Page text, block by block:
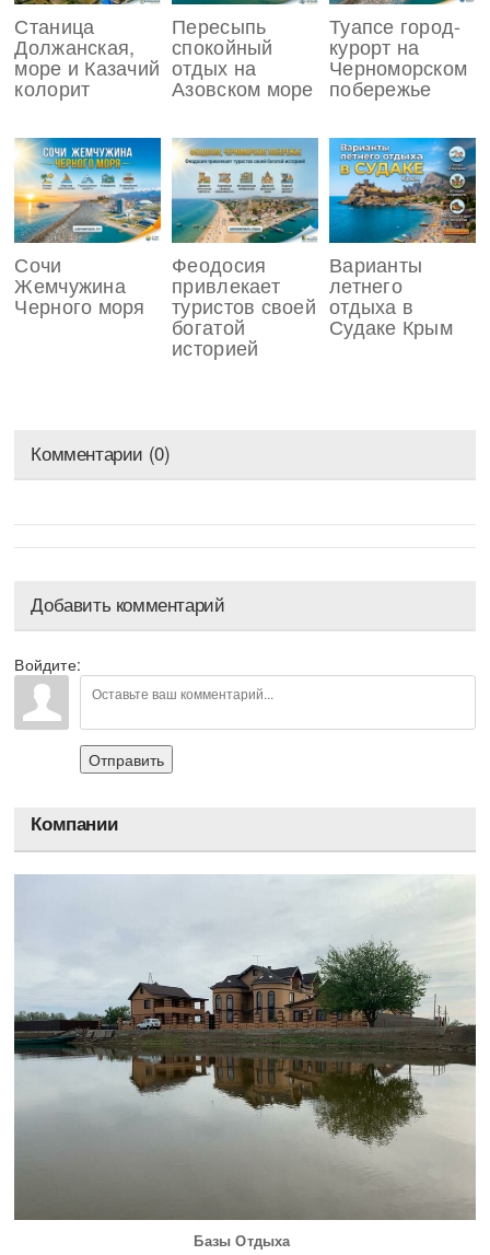
Станица
Должанская,
море и Казачий
колорит
Пересыпь
спокойный
отдых на
Азовском море
Туапсе город-
курорт на
Черноморском
побережье
Сочи
Жемчужина
Черного моря
Феодосия
привлекает
туристов своей
богатой
историей
Варианты
летнего
отдыха в
Судаке Крым
Комментарии (0)
Добавить комментарий
Войдите:
Отправить
Компании
Базы Отдыха